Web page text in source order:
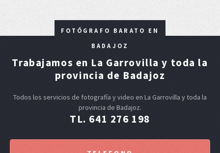
FOTÓGRAFO BARATO EN
BADAJOZ
Trabajamos en La Garrovilla y toda la
provincia de Badajoz
Todos los servicios de fotografía y video en La Garrovilla y toda la
provincia de Badajoz.
TL. 641 276 198